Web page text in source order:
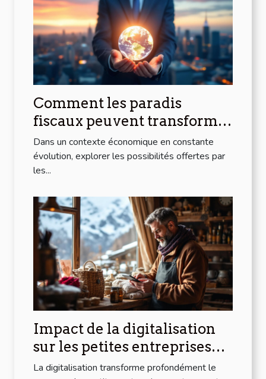
Comment les paradis
fiscaux peuvent transformer
votre stratégie d'entreprise
en 2026 ?
Dans un contexte économique en constante
évolution, explorer les possibilités offertes par
les...
Impact de la digitalisation
sur les petites entreprises
dans les régions alpines
La digitalisation transforme profondément le